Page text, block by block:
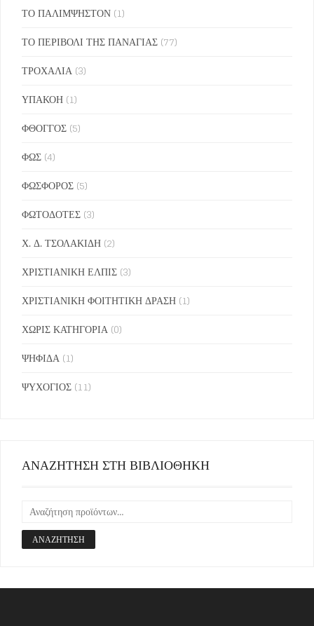
ΤΟ ΠΑΛΙΜΨΗΣΤΟΝ (1)
ΤΟ ΠΕΡΙΒΟΛΙ ΤΗΣ ΠΑΝΑΓΙΑΣ (77)
ΤΡΟΧΑΛΙΑ (3)
ΥΠΑΚΟΗ (1)
ΦΘΟΓΓΟΣ (5)
ΦΩΣ (4)
ΦΩΣΦΟΡΟΣ (5)
ΦΩΤΟΔΟΤΕΣ (3)
Χ. Δ. ΤΣΟΛΑΚΙΔΗ (2)
ΧΡΙΣΤΙΑΝΙΚΗ ΕΛΠΙΣ (3)
ΧΡΙΣΤΙΑΝΙΚΗ ΦΟΙΤΗΤΙΚΗ ΔΡΑΣΗ (1)
ΧΩΡΙΣ ΚΑΤΗΓΟΡΙΑ (0)
ΨΗΦΙΔΑ (1)
ΨΥΧΟΓΙΟΣ (11)
ΑΝΑΖΗΤΗΣΗ ΣΤΗ ΒΙΒΛΙΟΘΗΚΗ
ΑΝΑΖΉΤΗΣΗ